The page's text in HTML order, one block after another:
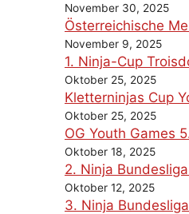
November 30, 2025
Österreichische
November 9, 2025
1. Ninja-Cup
Oktober 25, 2025
Kletterninjas Cup
Oktober 25, 2025
OG Youth Games
Oktober 18, 2025
2. Ninja
Oktober 12, 2025
3. Ninja